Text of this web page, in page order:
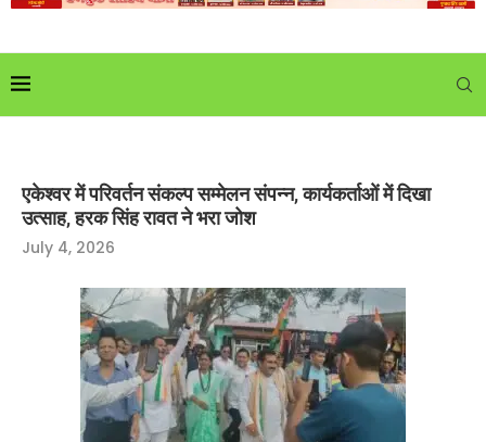
एकेश्वर में परिवर्तन संकल्प सम्मेलन संपन्न, कार्यकर्ताओं में दिखा
उत्साह, हरक सिंह रावत ने भरा जोश
July 4, 2026